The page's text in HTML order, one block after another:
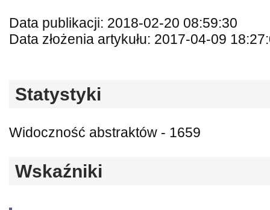
Data publikacji: 2018-02-20 08:59:30
Data złożenia artykułu: 2017-04-09
Statystyki
Widoczność abstraktów - 1659
Wskaźniki